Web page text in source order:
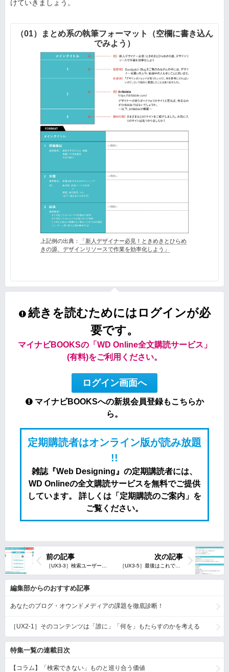
けていきましょう。
（01）まとめ系の執筆フォーマット（空欄に書き込ん
でみよう）
上記例の出典：
「新人デザイナー必見！ときめきとひらめ
きの源、デザインリソースで作業を効率化しよう」
続きを読むためにはログインが必
要です。
マイナビBOOKSの「WD Online全文購読サービス」
(有料)をご利用ください。
ログイン画面へ
マイナビBOOKSへの新規会員登録もこちらか
ら。
定期購読者はオンライン版が読み放題
!!
雑誌『Web Designing』の定期講読者には、
WD Onlineの全文購読サービスを無料でご提供
しています。 詳しくは「定期購読のご案内」を
ご覧ください。
次の記事
前の記事
編集部からのおすすめ記事
あなたのブログ・オウンドメディアの課題を徹底診断！
［UX2-1］そのコンテンツは「誰に」「何を」もたらすのかを考える
特集一覧の連載目次
【コラム】「検索できない」ものと巡り合う価値